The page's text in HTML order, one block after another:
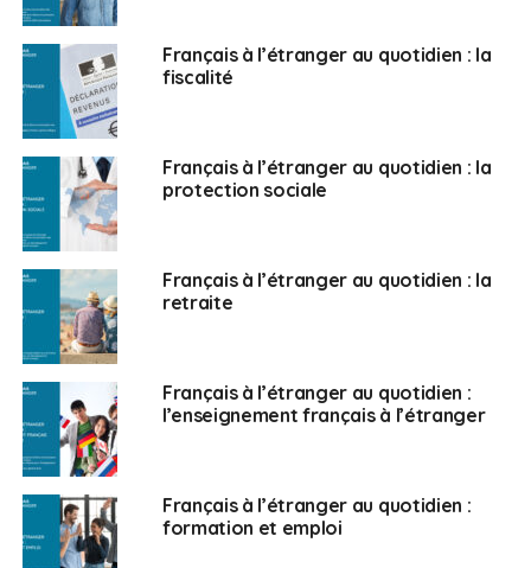
FAE :Alexandre Holroyd, que se passe-t-il avec les
passeports ? Nous avons fait une émission d’une heure
le 12 février 2021 avec les Français du Royaume-Uni et
la question qui revenait le plus souvent était : “Au
secours, mon passeport !”. Pourquoi cela bloque-t-il ?
Alexandre Holroyd :Ce qu’il faut comprendre c’est
que le consulat, quand on habite à l’étranger, c’est
l’embouchure de tous les différents services de l’État.
C’est le point d’entrée vers la France et l’endroit où
vous irez le plus régulièrement pour refaire votre
passeport. En effet, la condition de votre vie à
l’étranger, c’est votre titre d’identité. C’est ce qui prouve
votre identité, que vous êtes français et vous êtes
obligé de le refaire tous les dix ans. Beaucoup de
collègues me disent : “Une fois tous les dix ans, ça n’est
pas très grave, il n’y a pas de problème pour aller au
consulat”. Ce qu’ils n’envisagent pas c’est qu’il y a
beaucoup de Français à l’étranger qui habitent loin
d’un consulat et qui ont plusieurs enfants. Quand vous
Français à l’étranger au quotidien : la
fiscalité
Français à l’étranger au quotidien : la
protection sociale
Français à l’étranger au quotidien : la
retraite
Français à l’étranger au quotidien :
l’enseignement français à l’étranger
Français à l’étranger au quotidien :
formation et emploi